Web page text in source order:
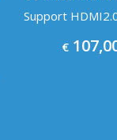
Support
€